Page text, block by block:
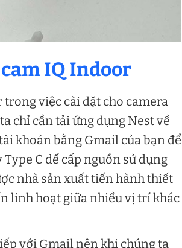
IQ Indoor
việc cài đặt cho camera
chỉ cần tải ứng dụng Nest về
khoản bằng Gmail của bạn để
C để cấp nguồn sử dụng
nhà sản xuất tiến hành thiết
linh hoạt giữa nhiều vị trí khác
với Gmail nên khi chúng ta